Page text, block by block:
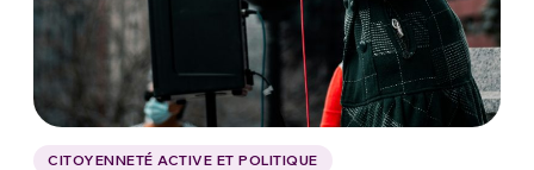
CITOYENNETÉ ACTIVE ET POLITIQUE